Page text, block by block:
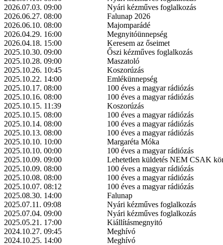
2026.07.03. 09:00
Nyári kézműves foglalkozás
2026.06.27. 08:00
Falunap 2026
2026.06.10. 08:00
Majomparádé
2026.04.29. 16:00
Megnyitóünnepség
2026.04.18. 15:00
Keresem az őseimet
2025.10.30. 09:00
Őszi kézműves foglalkozás
2025.10.28. 09:00
Maszatoló
2025.10.26. 10:45
Koszorúzás
2025.10.22. 14:00
Emlékünnepség
2025.10.17. 08:00
100 éves a magyar rádiózás
2025.10.16. 08:00
100 éves a magyar rádiózás
2025.10.15. 11:39
Koszorúzás
2025.10.15. 08:00
100 éves a magyar rádiózás
2025.10.14. 08:00
100 éves a magyar rádiózás
2025.10.13. 08:00
100 éves a magyar rádiózás
2025.10.10. 10:00
Margaréta Móka
2025.10.10. 00:00
100 éves a magyar rádiózás
2025.10.09. 09:00
Lehetetlen küldetés NEM CSAK
2025.10.09. 08:00
100 éves a magyar rádiózás
2025.10.08. 08:00
100 éves a magyar rádiózás
2025.10.07. 08:12
100 éves a magyar rádiózás
2025.08.30. 14:00
Falunap
2025.07.11. 09:08
Nyári kézműves foglalkozás
2025.07.04. 09:00
Nyári kézműves foglalkozás
2025.05.21. 17:00
Kiállításmegnyitó
2024.10.27. 09:45
Meghívó
2024.10.25. 14:00
Meghívó